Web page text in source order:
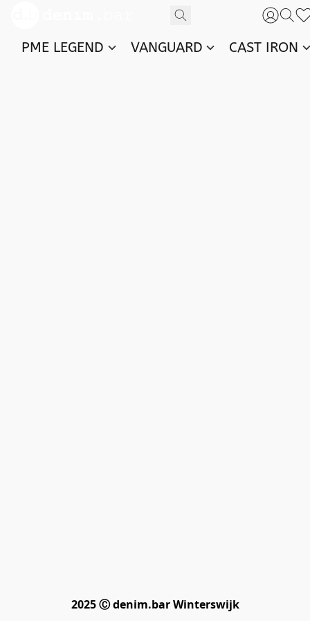
PME LEGEND VANGUARD CAST IRON
2025 Ⓒ denim.bar Winterswijk